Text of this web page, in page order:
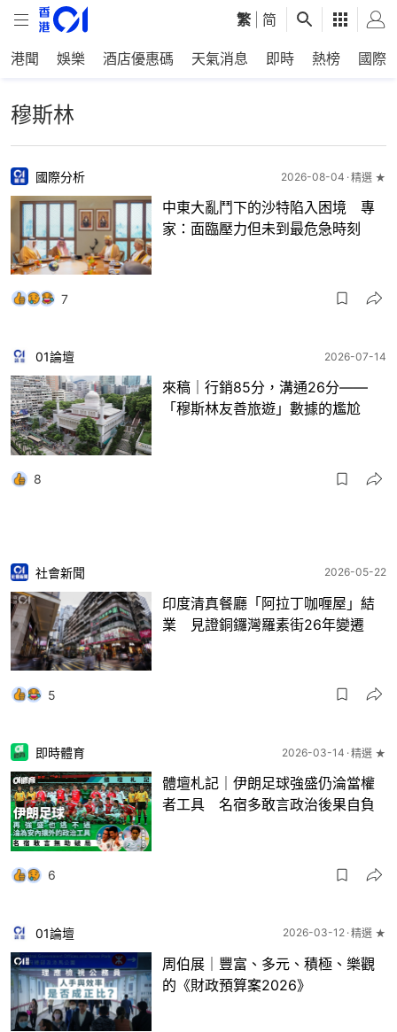
繁 简
港聞 娛樂 酒店優惠碼 天氣消息 即時 熱榜 國際
穆斯林
國際分析 2026-08-04 精選 ★
中東大亂鬥下的沙特陷入困境 專
家：面臨壓力但未到最危急時刻
7
01論壇 2026-07-14
來稿｜行銷85分，溝通26分——
「穆斯林友善旅遊」數據的尷尬
8
社會新聞 2026-05-22
印度清真餐廳「阿拉丁咖喱屋」結
業 見證銅鑼灣羅素街26年變遷
5
即時體育 2026-03-14 精選 ★
體壇札記｜伊朗足球強盛仍淪當權
者工具 名宿多敢言政治後果自負
6
01論壇 2026-03-12 精選 ★
周伯展｜豐富、多元、積極、樂觀
的《財政預算案2026》